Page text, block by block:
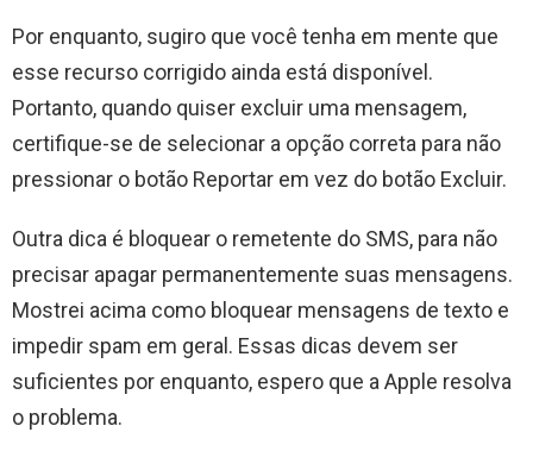
Por enquanto, sugiro que você tenha em mente que
esse recurso corrigido ainda está disponível.
Portanto, quando quiser excluir uma mensagem,
certifique-se de selecionar a opção correta para não
pressionar o botão Reportar em vez do botão Excluir.
Outra dica é bloquear o remetente do SMS, para não
precisar apagar permanentemente suas mensagens.
Mostrei acima como bloquear mensagens de texto e
impedir spam em geral. Essas dicas devem ser
suficientes por enquanto, espero que a Apple resolva
o problema.